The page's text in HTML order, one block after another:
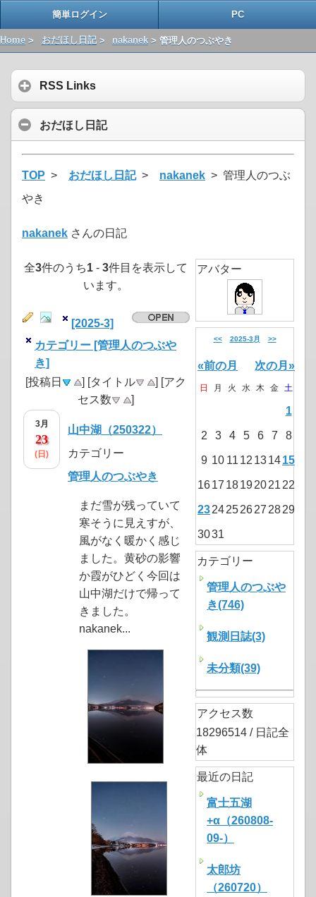
簡単ログイン PC
Home > おだほし日記> nakanek > 管理人のつぶやき
RSS Links
おだほし日記
TOP > おだほし日記> nakanek > 管理人のつぶ
やき
nakanek さんの日記
全3件のうち1 - 3件目を表示して
います。
[2025-3]
カテゴリー [管理人のつぶや
き]
[投稿日
] [タイトル
] [アク
セス数
]
3月
23
(日)
山中湖（250322）
カテゴリー
管理人のつぶやき
まだ雪が残っていて
寒そうに見えすが、
風がなく暖かく感じ
ました。黄砂の影響
か霞がひどく今回は
山中湖だけで帰って
きました。
nakanek...
アバター
<< 2025-3月 >>
«前の月 次の月»
日 月 火 水 木 金 土
1
2 3 4 5 6 7 8
9 10 11 12 131415
1617 18192021 22
2324252627 2829
3031
カテゴリー
管理人のつぶや
き(746)
観測日誌(3)
未分類(39)
アクセス数
18296514 / 日記全
体
最近の日記
富士五湖
+α（260808-
09-）
太郎坊
（260720）